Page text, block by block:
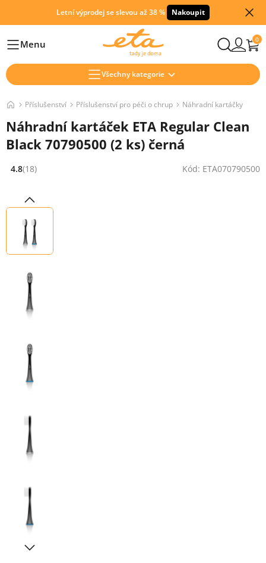
Letní výprodej se slevou až 38 % Nakoupit
HlavníMenu 0
Všechny kategorie
Příslušenství Příslušenství pro péči o chrup Náhradní kartáčky
Náhradní kartáček ETA Regular Clean
Black 70790500 (2 ks) černá
Hodnocení: 4.8 z 5 (18 recenzí)
4.8(18) Kód: ETA070790500